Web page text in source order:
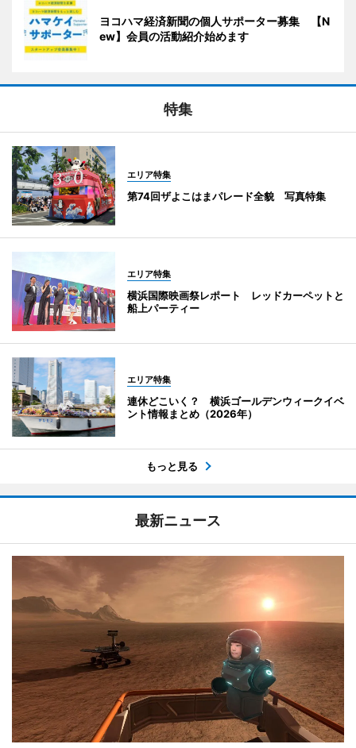
ヨコハマ経済新聞の個人サポーター募集 【N
ew】会員の活動紹介始めます
特集
エリア特集
第74回ザよこはまパレード全貌 写真特集
エリア特集
横浜国際映画祭レポート レッドカーペットと
船上パーティー
エリア特集
連休どこいく？ 横浜ゴールデンウィークイベ
ント情報まとめ（2026年）
もっと見る
最新ニュース